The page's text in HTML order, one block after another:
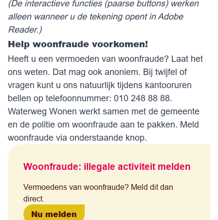
(De interactieve functies (paarse buttons) werken
alleen wanneer u de tekening opent in Adobe
Reader.)
Help woonfraude voorkomen!
Heeft u een vermoeden van woonfraude? Laat het
ons weten. Dat mag ook anoniem. Bij twijfel of
vragen kunt u ons natuurlijk tijdens kantooruren
bellen op telefoonnummer: 010 248 88 88.
Waterweg Wonen werkt samen met de gemeente
en de politie om woonfraude aan te pakken. Meld
woonfraude via onderstaande knop.
Woonfraude: illegale activiteit melden
Vermoedens van woonfraude? Meld dit dan
direct.
Nu melden